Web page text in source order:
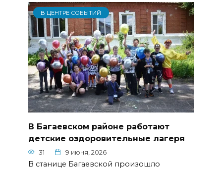
В ЦЕНТРЕ СОБЫТИЙ
В Багаевском районе работают
детские оздоровительные лагеря
31 9 июня, 2026
В станице Багаевской произошло